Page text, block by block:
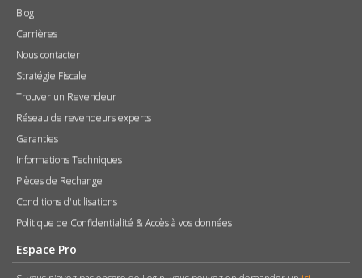
Blog
Carrières
Nous contacter
Stratégie Fiscale
Trouver un Revendeur
Réseau de revendeurs experts
Garanties
Informations Techniques
Pièces de Rechange
Conditions d'utilisations
Politique de Confidentialité & Accès à vos données
Espace Pro